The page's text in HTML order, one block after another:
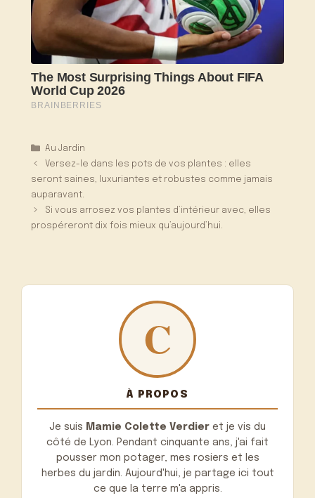
Catégories
Au Jardin
Versez-le dans les pots de vos plantes : elles
seront saines, luxuriantes et robustes comme jamais
auparavant.
Si vous arrosez vos plantes d’intérieur avec, elles
prospéreront dix fois mieux qu’aujourd’hui.
À PROPOS
Je suis Mamie Colette Verdier et je vis du
côté de Lyon. Pendant cinquante ans, j'ai fait
pousser mon potager, mes rosiers et les
herbes du jardin. Aujourd'hui, je partage ici tout
ce que la terre m'a appris.